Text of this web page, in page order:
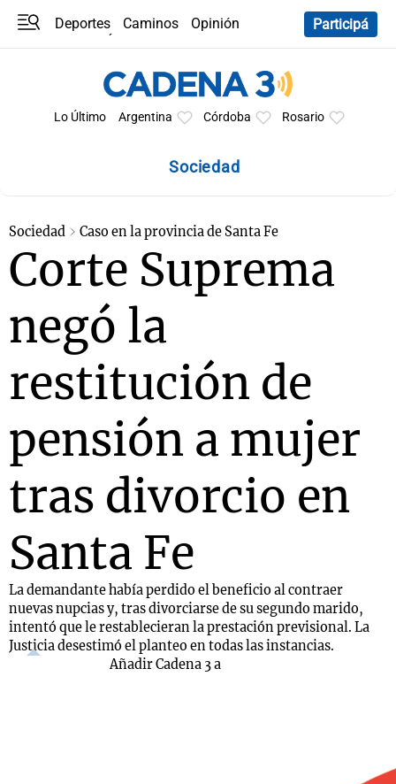
Deportes Caminos
Opinión
Participá
Lo Último Argentina Córdoba Rosario
Sociedad
Sociedad Caso en la provincia de Santa Fe
Corte Suprema
negó la
restitución de
pensión a mujer
tras divorcio en
Santa Fe
La demandante había perdido el beneficio al contraer
nuevas nupcias y, tras divorciarse de su segundo marido,
intentó que le restablecieran la prestación previsional. La
Justicia desestimó el planteo en todas las instancias.
Añadir Cadena 3 a